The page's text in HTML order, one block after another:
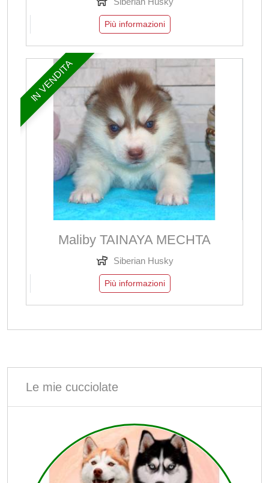
Più informazioni
IN VENDITA
Maliby TAINAYA MECHTA
Siberian Husky
Più informazioni
Le mie cucciolate